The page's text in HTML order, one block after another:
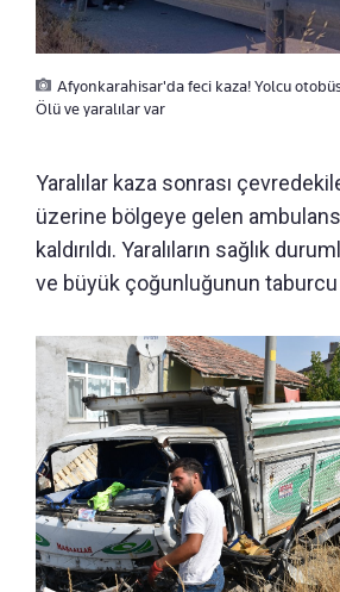
Afyonkarahisar'da feci kaza! Yolcu
Ölü ve yaralılar var
Yaralılar kaza sonrası
üzerine bölgeye gelen
kaldırıldı. Yaralıların sağlık
ve büyük çoğunluğunun